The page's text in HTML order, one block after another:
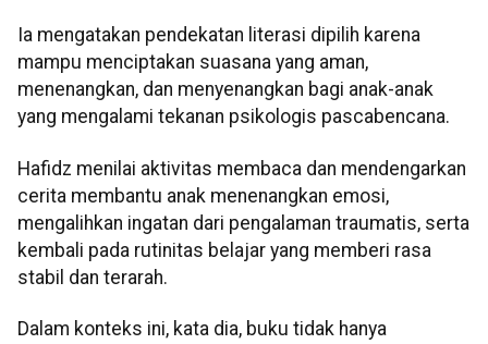
Ia mengatakan pendekatan literasi dipilih karena
mampu menciptakan suasana yang aman,
menenangkan, dan menyenangkan bagi anak-anak
yang mengalami tekanan psikologis pascabencana.
Hafidz menilai aktivitas membaca dan mendengarkan
cerita membantu anak menenangkan emosi,
mengalihkan ingatan dari pengalaman traumatis, serta
kembali pada rutinitas belajar yang memberi rasa
stabil dan terarah.
Dalam konteks ini, kata dia, buku tidak hanya